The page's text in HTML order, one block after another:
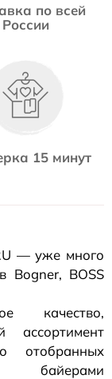
по всей
России
15 минут
— уже много
Bogner, BOSS
качество,
отобранных
байерами